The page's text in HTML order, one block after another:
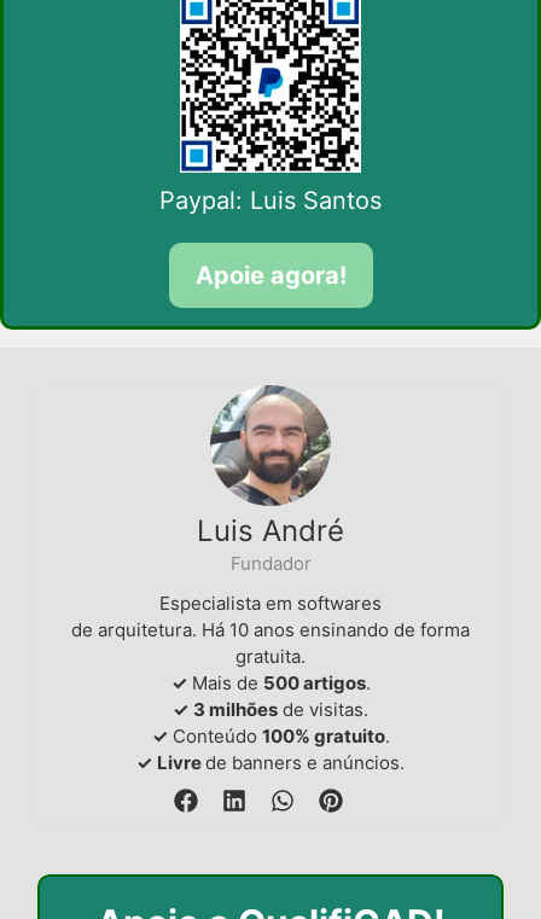
Paypal: Luis Santos
Apoie agora!
Luis André
Fundador
Especialista em softwares
de arquitetura. Há 10 anos ensinando de forma
gratuita.
✓Mais de 500 artigos.
✓ 3 milhões de visitas.
✓Conteúdo 100% gratuito.
✓ Livrede banners e anúncios.